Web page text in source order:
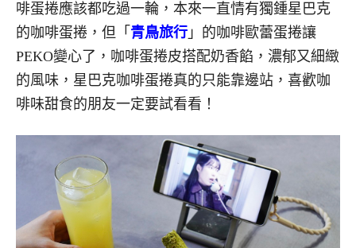
啡蛋捲應該都吃過一輪，本來一直情有獨鍾星巴克
的咖啡蛋捲，但「 青鳥旅行 」的咖啡歐蕾蛋捲讓
PEKO變心了，咖啡蛋捲皮搭配奶香餡，濃郁又細緻
的風味，星巴克咖啡蛋捲真的只能靠邊站，喜歡咖
啡味甜食的朋友一定要試看看！